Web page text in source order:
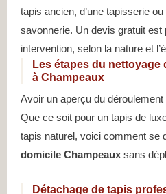
tapis ancien, d’une tapisserie ou
savonnerie. Un devis gratuit est
intervention, selon la nature et
Les étapes du nettoyage
à Champeaux
Avoir un aperçu du
Que ce soit pour un tapis de
tapis naturel, voici comment se
domicile Champeaux sans
Détachage de tapis